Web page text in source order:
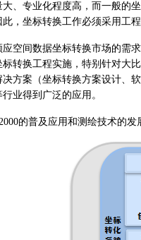
大、专业化程度高，而一般的
，坐标转换工作必须采用工
应空间数据坐标转换市场的需
转换工程实施，特别针对大
决方案（坐标转换方案设计、
业得到广泛的应用。
的普及应用和测绘技术的发